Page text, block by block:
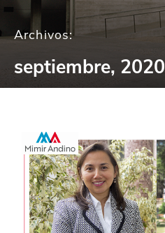
Archivos:
septiembre, 2020